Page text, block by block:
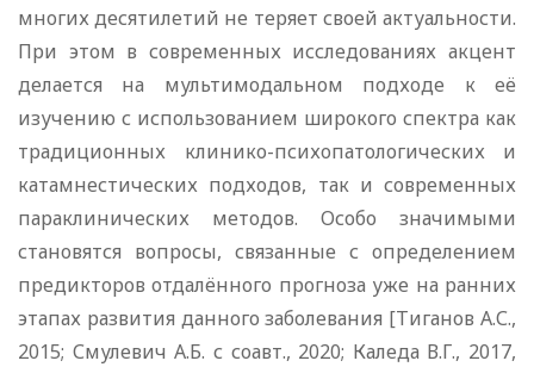
многих десятилетий не теряет своей актуальности.
При этом в современных исследованиях акцент
делается на мультимодальном подходе к её
изучению с использованием широкого спектра как
традиционных клинико-психопатологических и
катамнестических подходов, так и современных
параклинических методов. Особо значимыми
становятся вопросы, связанные с определением
предикторов отдалённого прогноза уже на ранних
этапах развития данного заболевания [Тиганов А.С.,
2015; Смулевич А.Б. с соавт., 2020; Каледа В.Г., 2017,